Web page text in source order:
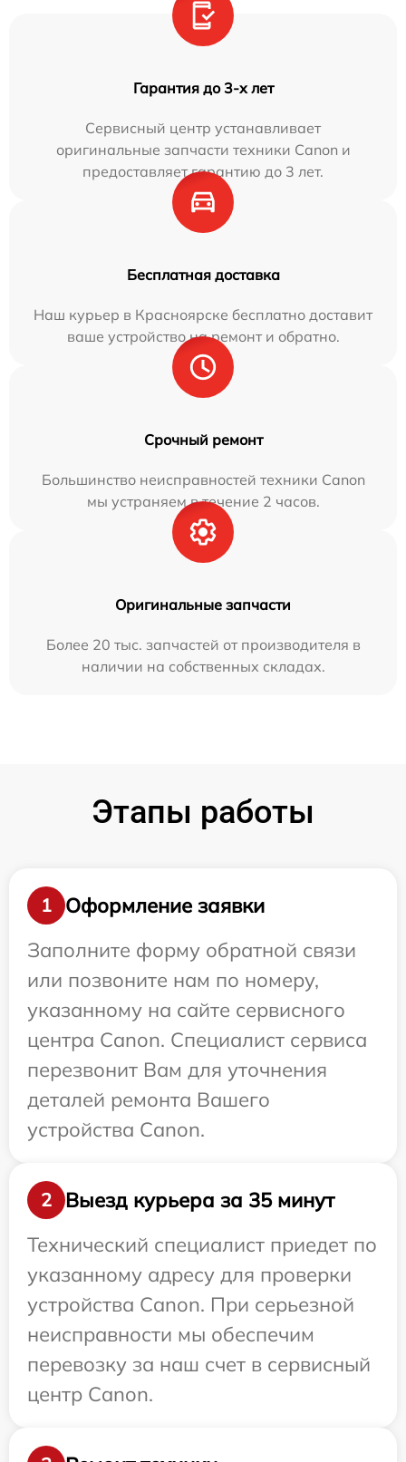
Гарантия до 3-х лет
Сервисный центр устанавливает
оригинальные запчасти техники Canon и
предоставляет гарантию до 3 лет.
Бесплатная доставка
Наш курьер в Красноярске бесплатно доставит
ваше устройство на ремонт и обратно.
Срочный ремонт
Большинство неисправностей техники Canon
мы устраняем в течение 2 часов.
Оригинальные запчасти
Более 20 тыс. запчастей от производителя в
наличии на собственных складах.
Этапы работы
1
Оформление заявки
Заполните форму обратной связи
или позвоните нам по номеру,
указанному на сайте сервисного
центра Canon. Специалист сервиса
перезвонит Вам для уточнения
деталей ремонта Вашего
устройства Canon.
2
Выезд курьера за 35 минут
Технический специалист приедет по
указанному адресу для проверки
устройства Canon. При серьезной
неисправности мы обеспечим
перевозку за наш счет в сервисный
центр Canon.